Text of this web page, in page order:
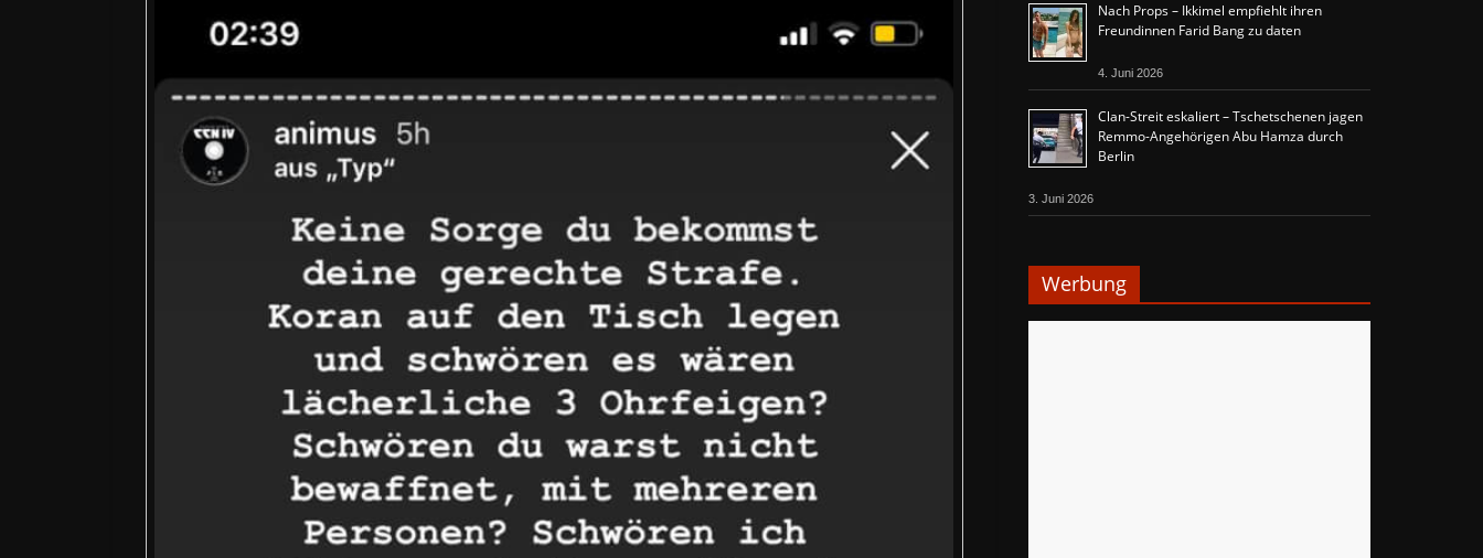
Nach Props – Ikkimel empfiehlt ihren
Freundinnen Farid Bang zu daten
4. Juni 2026
Clan-Streit eskaliert – Tschetschenen jagen
Remmo-Angehörigen Abu Hamza durch
Berlin
3. Juni 2026
Werbung